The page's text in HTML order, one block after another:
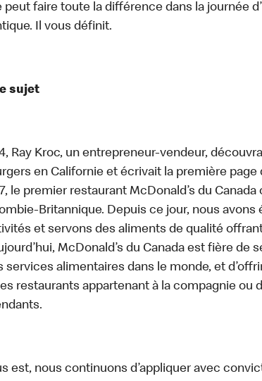
peut faire toute la différence dans la journée
Il vous définit.
sujet
Ray Kroc, un entrepreneur-vendeur,
en Californie et écrivait la première page
le premier restaurant McDonald’s du
Britannique. Depuis ce jour, nous avons
et servons des aliments de qualité
McDonald’s du Canada est fière de
services alimentaires dans le monde, et
restaurants appartenant à la compagnie ou
est, nous continuons d’appliquer avec